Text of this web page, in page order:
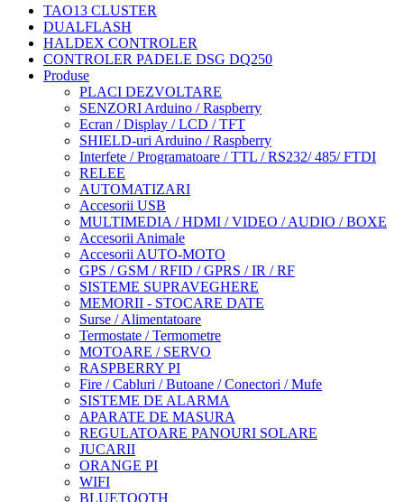
TAO13 CLUSTER
DUALFLASH
HALDEX CONTROLER
CONTROLER PADELE DSG DQ250
Produse
PLACI DEZVOLTARE
SENZORI Arduino / Raspberry
Ecran / Display / LCD / TFT
SHIELD-uri Arduino / Raspberry
Interfete / Programatoare / TTL / RS232/ 485/ FTDI
RELEE
AUTOMATIZARI
Accesorii USB
MULTIMEDIA / HDMI / VIDEO / AUDIO / BOXE
Accesorii Animale
Accesorii AUTO-MOTO
GPS / GSM / RFID / GPRS / IR / RF
SISTEME SUPRAVEGHERE
MEMORII - STOCARE DATE
Surse / Alimentatoare
Termostate / Termometre
MOTOARE / SERVO
RASPBERRY PI
Fire / Cabluri / Butoane / Conectori / Mufe
SISTEME DE ALARMA
APARATE DE MASURA
REGULATOARE PANOURI SOLARE
JUCARII
ORANGE PI
WIFI
BLUETOOTH